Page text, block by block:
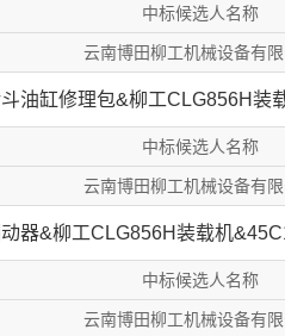
中标候选人名称
云南博田柳工机械设备有
油缸修理包&柳工CLG856H装
中标候选人名称
云南博田柳工机械设备有
器&柳工CLG856H装载机
中标候选人名称
云南博田柳工机械设备有